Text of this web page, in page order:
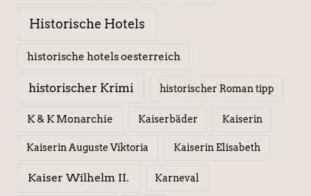
Historische Hotels
historische hotels oesterreich
historischer Krimi historischer Roman tipp
K & K Monarchie Kaiserbäder Kaiserin
Kaiserin Auguste Viktoria Kaiserin Elisabeth
Kaiser Wilhelm II. Karneval